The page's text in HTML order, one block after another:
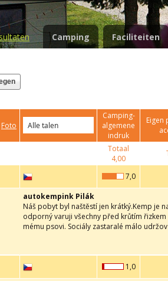
Camping Faciliteiten
Foto
Camping-
algemene
indruk
Eigen
Totaal
4,00
7,0
autokempink Pilák
Náš pobyt byl naštěstí jen krátký.Kemp je
odporný varuji všechny před krůtím
mému psovi. Sociály zastaralé málo
1,0